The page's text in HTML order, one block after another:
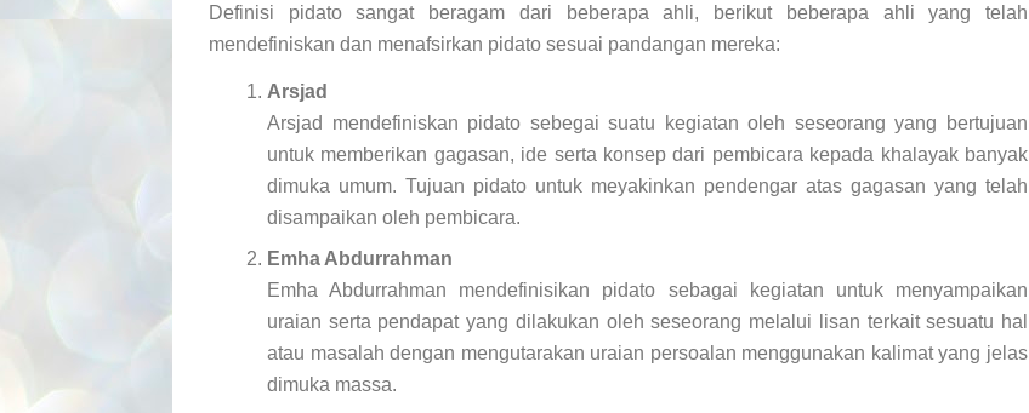
Definisi pidato sangat beragam dari beberapa ahli, berikut beberapa ahli yang telah
mendefiniskan dan menafsirkan pidato sesuai pandangan mereka:
Arsjad
Arsjad mendefiniskan pidato sebegai suatu kegiatan oleh seseorang yang bertujuan
untuk memberikan gagasan, ide serta konsep dari pembicara kepada khalayak banyak
dimuka umum. Tujuan pidato untuk meyakinkan pendengar atas gagasan yang telah
disampaikan oleh pembicara.
Emha Abdurrahman
Emha Abdurrahman mendefinisikan pidato sebagai kegiatan untuk menyampaikan
uraian serta pendapat yang dilakukan oleh seseorang melalui lisan terkait sesuatu hal
atau masalah dengan mengutarakan uraian persoalan menggunakan kalimat yang jelas
dimuka massa.